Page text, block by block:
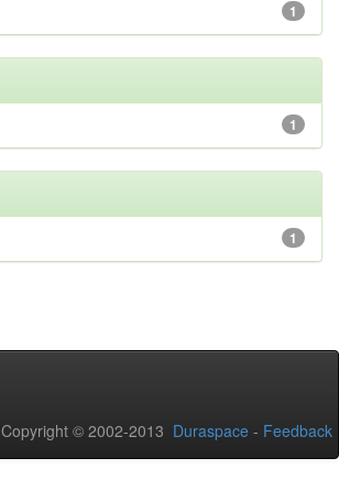
1
1
1
Copyright © 2002-2013 Duraspace - Feedback